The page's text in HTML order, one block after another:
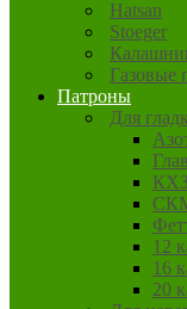
Hatsan
Stoeger
Газовые
Патроны
Для
12
16
20